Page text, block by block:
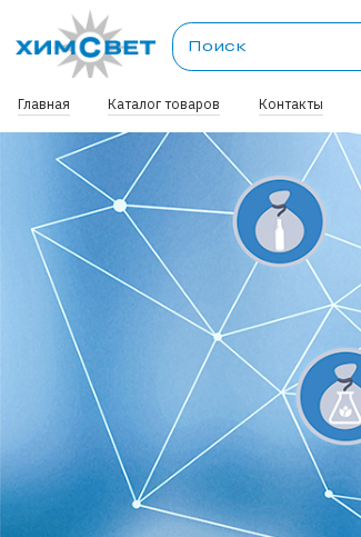
Главная Каталог товаров Контакты